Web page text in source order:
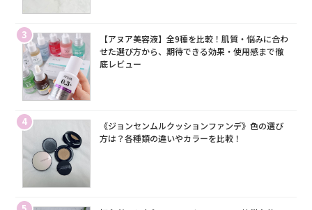
3
【アヌア美容液】全9種を比較！肌質・悩みに合わ
せた選び方から、期待できる効果・使用感まで徹
底レビュー
4
《ジョンセンムルクッションファンデ》色の選び
方は？各種類の違いやカラーを比較！